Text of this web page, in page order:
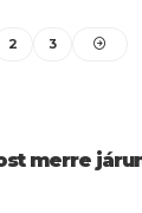
2 3
merre